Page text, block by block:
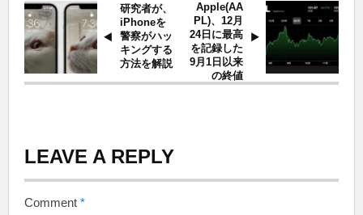
研究者が、
iPhoneを
警察がハッ
キングする
方法を解説
Apple(AA
PL)、12月
24日に最高
を記録した
9月1日以来
の終値
LEAVE A REPLY
Comment *